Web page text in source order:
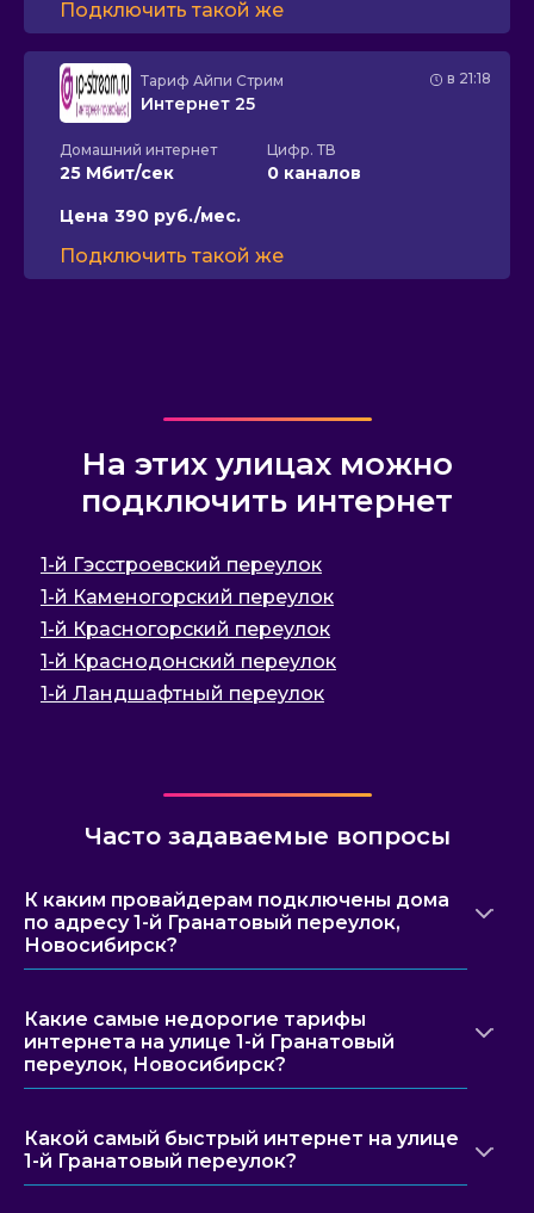
Подключить такой же
в 21:18
Тариф Айпи Стрим
Интернет 25
Домашний интернет
25 Мбит/сек
Цифр. ТВ
0 каналов
Цена 390 руб./мес.
Подключить такой же
На этих улицах можно
подключить интернет
1-й Гэсстроевский переулок
1-й Каменогорский переулок
1-й Красногорский переулок
1-й Краснодонский переулок
1-й Ландшафтный переулок
Часто задаваемые вопросы
К каким провайдерам подключены дома
по адресу 1-й Гранатовый переулок,
Новосибирск?
Какие самые недорогие тарифы
интернета на улице 1-й Гранатовый
переулок, Новосибирск?
Какой самый быстрый интернет на улице
1-й Гранатовый переулок?